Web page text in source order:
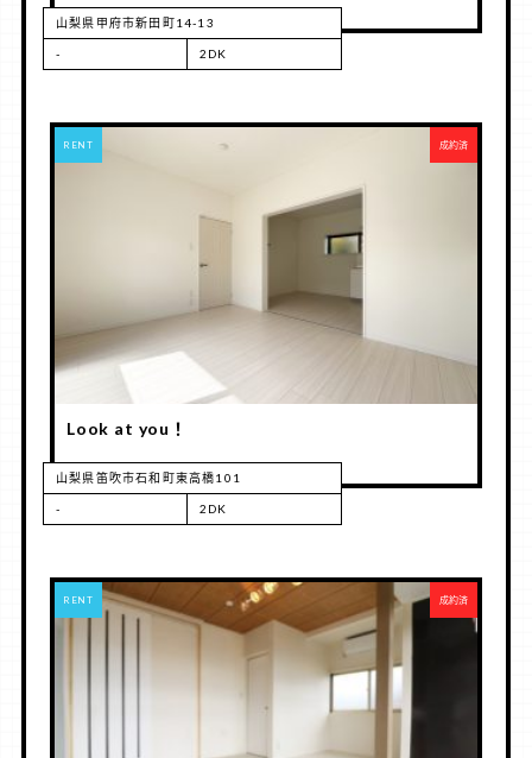
山梨県甲府市新田町14-13
- 2DK
RENT 成約済
Look at you！
山梨県笛吹市石和町東高橋101
- 2DK
RENT 成約済